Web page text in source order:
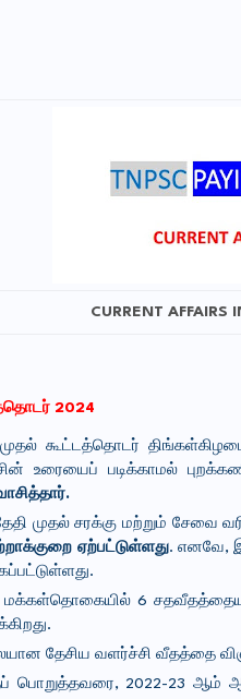
CURRENT AFFAIRS
2024
கூட்டத்தொடர் திங்கள்கிழமை
உரையைப் படிக்காமல்
முதல் சரக்கு மற்றும்‌ சேவை
ஏற்பட்டுள்ளது. எனவே,
மக்கள்தொகையில்‌ 6
தேசிய வளர்ச்சி வீதத்தை
பொறுத்தவரை, 2022-23 ஆம்‌